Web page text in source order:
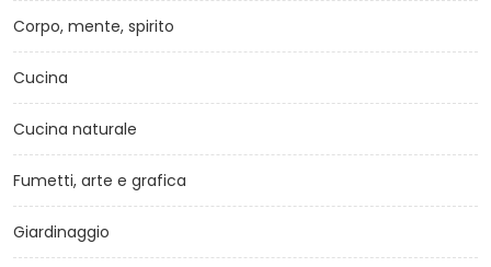
Corpo, mente, spirito
Cucina
Cucina naturale
Fumetti, arte e grafica
Giardinaggio